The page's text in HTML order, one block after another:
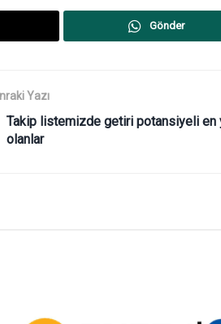
Gönder
Yazı
Takip listemizde getiri potansiyeli en
olanlar